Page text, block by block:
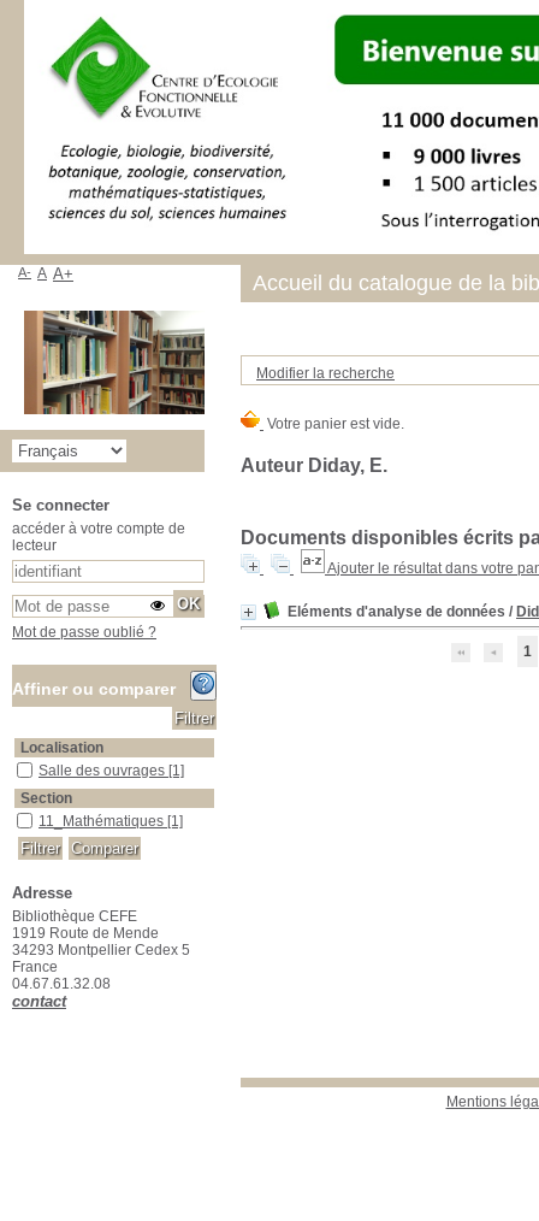
Modifier la recherche
Auteur Diday, E.
Documents disponibles écrits
Ajouter le résultat dans votre
Eléments d'analyse de données /
1
Mentions
Accueil du catalogue de la
A- A A+
Se connecter
accéder à votre compte de
lecteur
Mot de passe oublié ?
Affiner ou comparer
Localisation
Salle des ouvrages
Salle des ouvrages [1]
Section
11_Mathématiques
11_Mathématiques [1]
Adresse
Bibliothèque CEFE
1919 Route de Mende
34293 Montpellier Cedex 5
France
04.67.61.32.08
contact